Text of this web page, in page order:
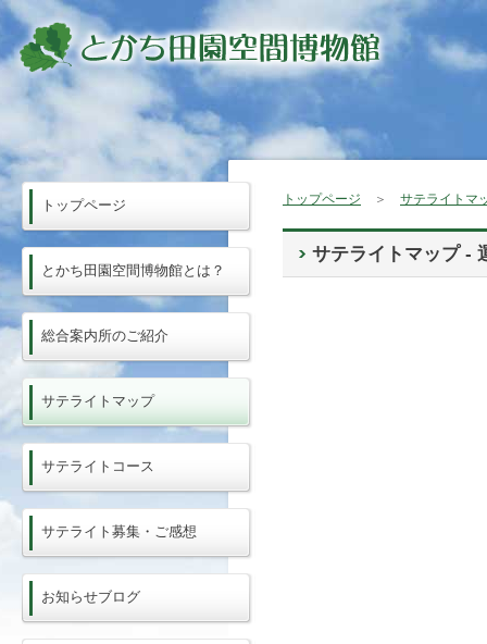
トップページ ＞ サテライトマ
サテライトマップ -
トップページ
とかち田園空間博物館とは？
総合案内所のご紹介
サテライトマップ
サテライトコース
サテライト募集・ご感想
お知らせブログ